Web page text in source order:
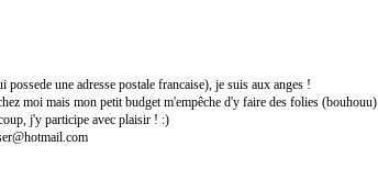
une adresse postale francaise), je suis aux anges !
moi mais mon petit budget m'empêche d'y faire des folies
j'y participe avec plaisir ! :)